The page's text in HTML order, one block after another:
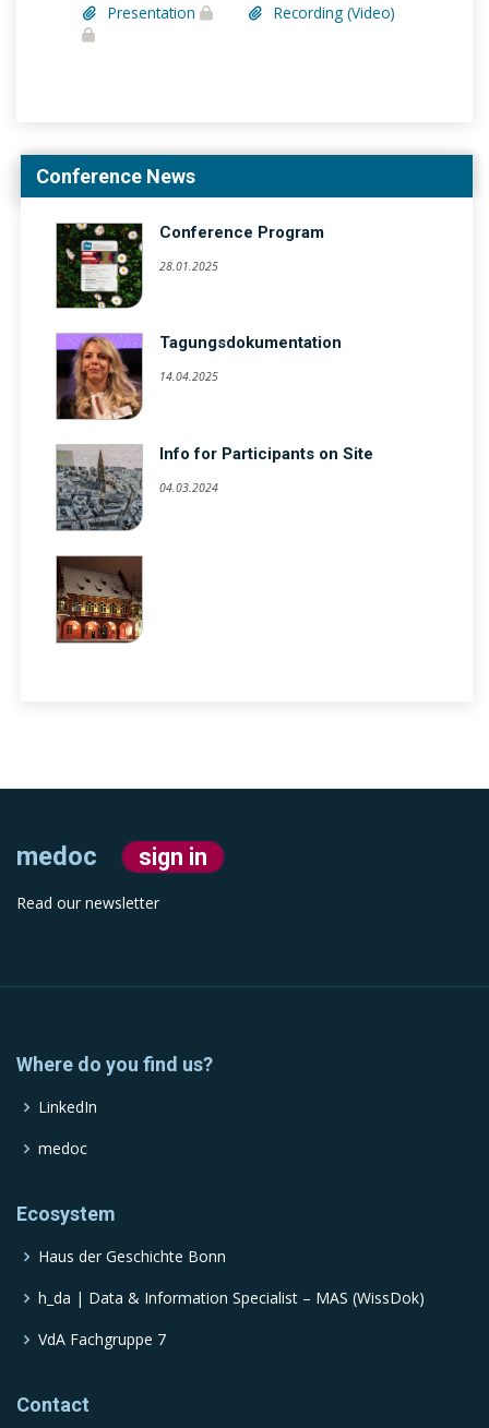
Presentation Recording (Video)
Conference News
Conference Program
28.01.2025
Tagungsdokumentation
14.04.2025
Info for Participants on Site
04.03.2024
medoc sign in
Read our newsletter
Where do you find us?
LinkedIn
medoc
Ecosystem
Haus der Geschichte Bonn
h_da | Data & Information Specialist – MAS (WissDok)
VdA Fachgruppe 7
Contact